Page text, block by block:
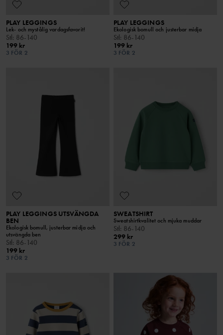
PLAY LEGGINGS
Lek- och mystålig vardagsfavorit!
Stl : 86-140
199 kr
3 FÖR 2
PLAY LEGGINGS
Ekologisk bomull och justerbar midja
Stl : 86-140
199 kr
3 FÖR 2
PLAY LEGGINGS UTSVÄNGDA
BEN
Ekologisk bomull, justerbar midja och
utsvängda ben
Stl: 86-140
199 kr
3 FÖR 2
SWEATSHIRT
Sweatshirtkvalitet och mjuka muddar
Stl: 86-140
299 kr
3 FÖR 2